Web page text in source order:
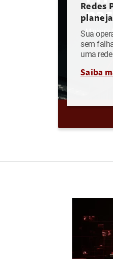
Redes
Sua
sem
uma
Saiba